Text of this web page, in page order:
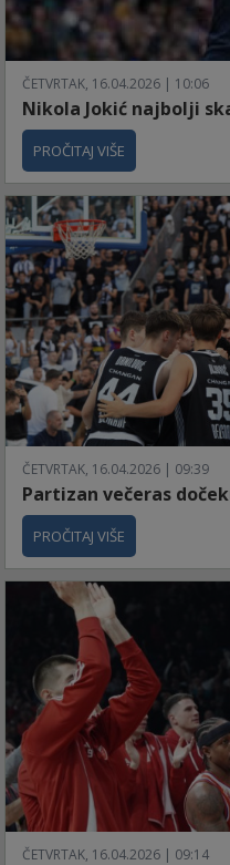
ČETVRTAK, 16.04.2026 | 10:06
Nikola Jokić najbolji
PROČITAJ VIŠE
ČETVRTAK, 16.04.2026 | 09:39
Partizan večeras
PROČITAJ VIŠE
ČETVRTAK, 16.04.2026 | 09:14